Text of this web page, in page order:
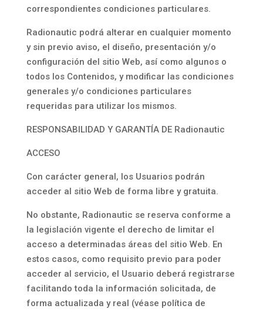
correspondientes condiciones particulares.
Radionautic podrá alterar en cualquier momento
y sin previo aviso, el diseño, presentación y/o
configuración del sitio Web, así como algunos o
todos los Contenidos, y modificar las condiciones
generales y/o condiciones particulares
requeridas para utilizar los mismos.
RESPONSABILIDAD Y GARANTÍA DE Radionautic
ACCESO
Con carácter general, los Usuarios podrán
acceder al sitio Web de forma libre y gratuita.
No obstante, Radionautic se reserva conforme a
la legislación vigente el derecho de limitar el
acceso a determinadas áreas del sitio Web. En
estos casos, como requisito previo para poder
acceder al servicio, el Usuario deberá registrarse
facilitando toda la información solicitada, de
forma actualizada y real (véase política de